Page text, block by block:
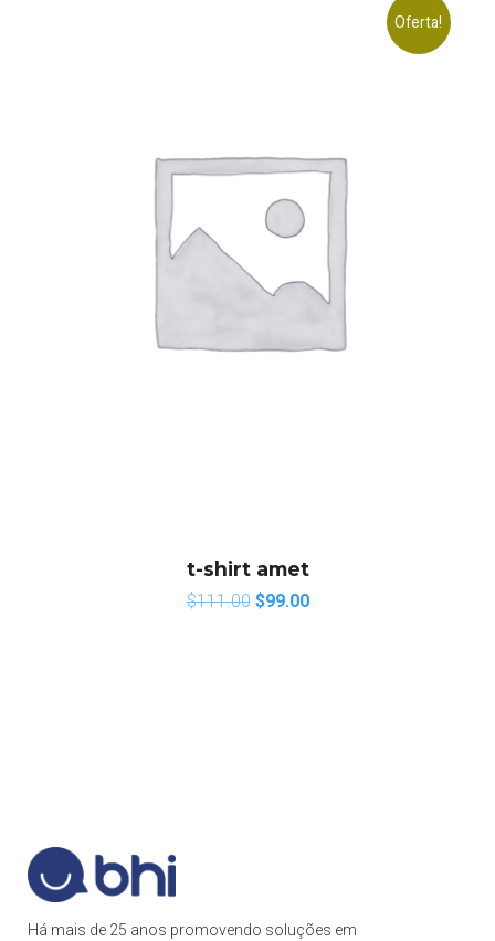
Oferta!
t-shirt amet
$111.00 $99.00
Há mais de 25 anos promovendo soluções em